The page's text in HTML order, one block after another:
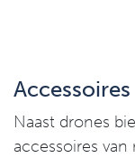
Naast drones
accessoires